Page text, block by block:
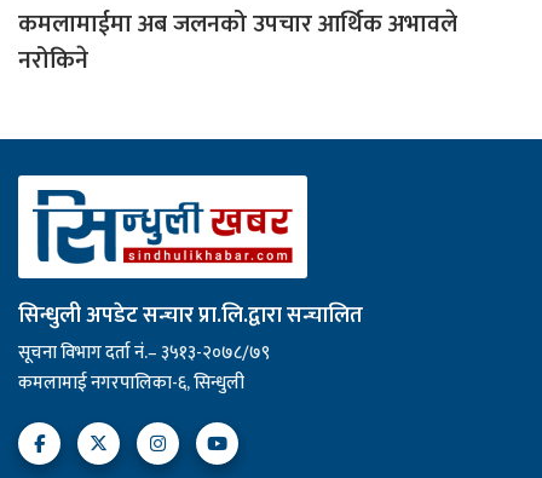
कमलामाईमा अब जलनको उपचार आर्थिक अभावले
नरोकिने
सिन्धुली अपडेट सन्चार प्रा.लि.द्वारा सन्चालित
सूचना विभाग दर्ता नं.– ३५१३-२०७८/७९
कमलामाई नगरपालिका-६, सिन्धुली